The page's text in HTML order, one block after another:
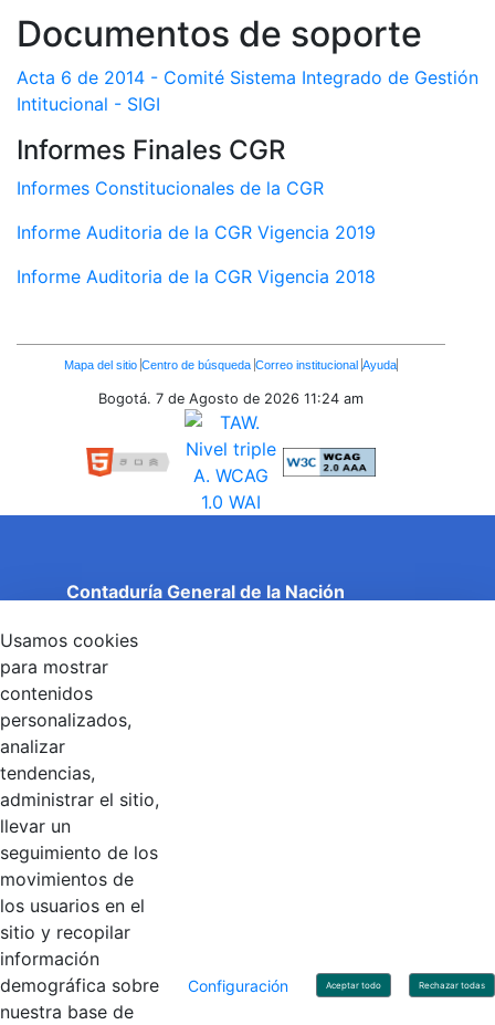
Documentos de soporte
Acta 6 de 2014 - Comité Sistema Integrado de Gestión
Intitucional - SIGI
Informes Finales CGR
Informes Constitucionales de la CGR
Informe Auditoria de la CGR Vigencia 2019
Informe Auditoria de la CGR Vigencia 2018
Enlaces
Inferiores
Mapa del sitio Centro de búsqueda Correo institucional Ayuda
Bogotá. 7 de Agosto de 2026 11:24 am
Contaduría General de la Nación
Entidad adscrita al Ministerio de Hacienda y Crédito
Público
Torre 1 (Aire) - Piso 15, Bogotá D.C., Colombia
Código Postal: 111071
Linkedin
Contacto
Línea de servicio al ciudadano: +57(601) 492 64 00
Correo Institucional:
Correo de notificaciones judiciales:
notificacionjudicial@contaduria.gov.co
Correo de Asuntos disciplinarios:
Usamos cookies
para mostrar
contenidos
personalizados,
analizar
tendencias,
administrar el sitio,
llevar un
seguimiento de los
movimientos de
los usuarios en el
sitio y recopilar
información
demográfica sobre
nuestra base de
Configuración Aceptar todo Rechazar todas